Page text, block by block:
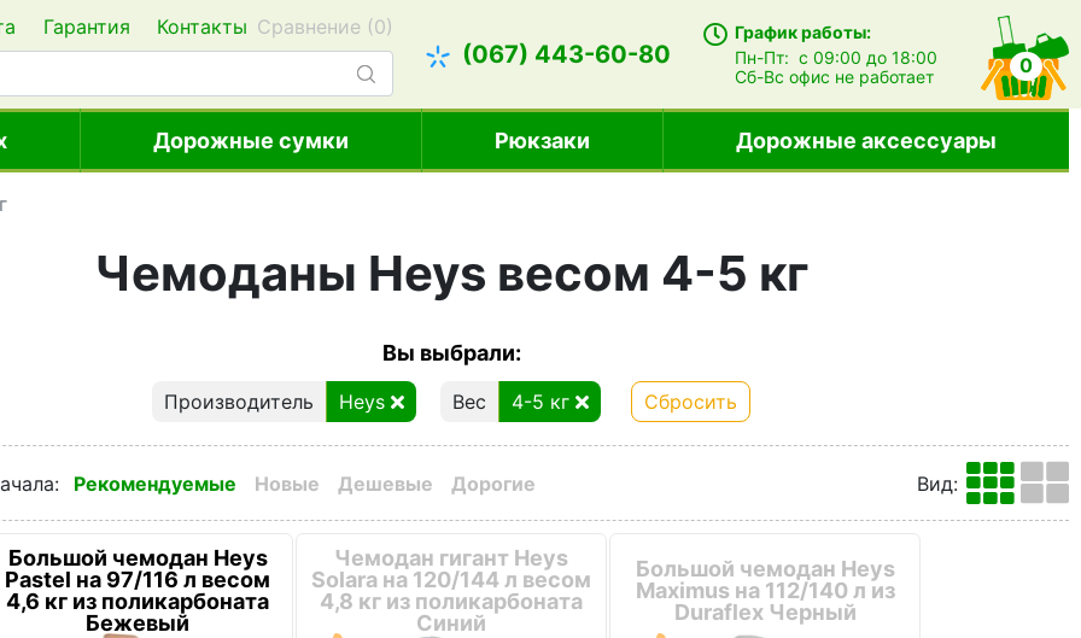
Гарантия Контакты Сравнение (0)
(067) 443-60-80
График работы:
Пн-Пт:с 09:00 до 18:00
Сб-Всофис не работает 0
Дорожные сумки Рюкзаки Дорожные аксессуары
Чемоданы Heys весом 4-5 кг
Вы выбрали:
Производитель Heys Вес 4-5 кг Сбросить
: Рекомендуемые Новые Дешевые Дорогие Вид:
Большой чемодан Heys
Pastel на 97/116 л весом
4,6 кг из поликарбоната
Бежевый
Чемодан гигант Heys
Solara на 120/144 л весом
4,8 кг из поликарбоната
Синий
Большой чемодан Heys
Maximus на 112/140 л из
Duraflex Черный